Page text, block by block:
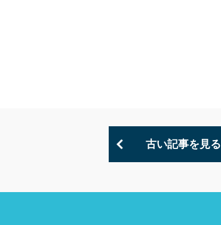
古い記事を見る